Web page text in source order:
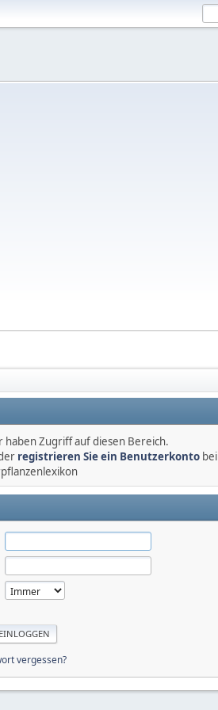
Zugriff auf diesen Bereich.
registrieren Sie ein Benutzerkontobei
vergessen?